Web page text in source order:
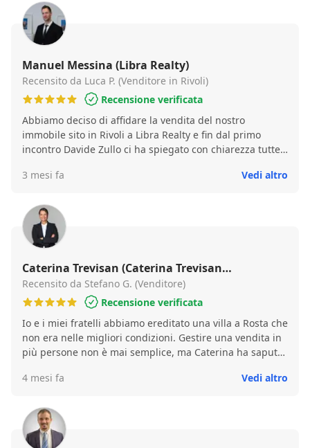
ma instaurare una relazione con il cliente, lasciando un
buon ricordo 😊
Manuel Messina (Libra Realty)
Recensito da Luca P. (Venditore in Rivoli)
Recensione verificata
Abbiamo deciso di affidare la vendita del nostro
immobile sito in Rivoli a Libra Realty e fin dal primo
incontro Davide Zullo ci ha spiegato con chiarezza tutte
appuntamento, e ha dimostrato empatia fino al
rispettato i tempi di vendita stabiliti con la stipula del
contratto. Professionale, chiaro ,preciso ,lo consigliamo.
3 mesi fa Vedi altro
Caterina Trevisan (Caterina Trevisan
Immobiliare)
Recensito da Stefano G. (Venditore)
Recensione verificata
Io e i miei fratelli abbiamo ereditato una villa a Rosta che
non era nelle migliori condizioni. Gestire una vendita in
più persone non è mai semplice, ma Caterina ha saputo
consigliato di svuotarla e poi fare l’Home Staging.
ci siamo fidati. Venduta in 15 giorni al prezzo che tutti
volevamo!!
4 mesi fa Vedi altro